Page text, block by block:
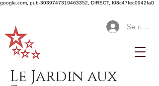
google.com, pub-3039747319463352, DIRECT, f08c47fec0942fa0
Se
Le Jardin aux